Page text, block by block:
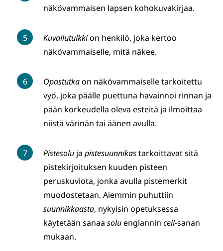
näkövammaisen lapsen kohokuvakirjaa.
Kuvailutulkkion henkilö, joka kertoo
näkövammaiselle, mitä näkee.
Opastutkaon näkövammaiselle tarkoitettu
vyö, joka päälle puettuna havainnoi rinnan ja
pään korkeudella oleva esteitä ja ilmoittaa
niistä värinän tai äänen avulla.
Pistesolu ja pistesuunnikastarkoittavatsitä
pistekirjoituksen kuuden pisteen
peruskuviota, jonka avulla pistemerkit
muodostetaan. Aiemmin puhuttiin
suunnikkaasta, nykyisin opetuksessa
käytetään sanaa soluenglannin cell-sanan
mukaan.